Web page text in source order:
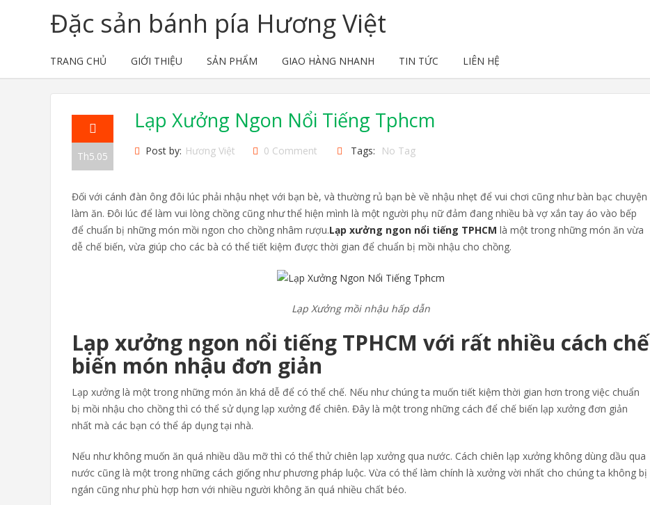
Đặc sản bánh pía Hương Việt
TRANG CHỦ GIỚI THIỆU SẢN PHẨM GIAO HÀNG NHANH TIN TỨC LIÊN HỆ
Th5.05
Lạp Xưởng Ngon Nổi Tiếng Tphcm
Post by: Hương Việt 0 Comment Tags: No Tag
Đối với cánh đàn ông đôi lúc phải nhậu nhẹt với bạn bè, và thường rủ bạn bè về nhậu nhẹt để vui chơi cũng như bàn bạc chuyện
làm ăn. Đôi lúc để làm vui lòng chồng cũng như thể hiện mình là một người phụ nữ đảm đang nhiều bà vợ xắn tay áo vào bếp
để chuẩn bị những món mồi ngon cho chồng nhâm rượu.Lạp xưởng ngon nổi tiếng TPHCM là một trong những món ăn vừa
dễ chế biến, vừa giúp cho các bà có thể tiết kiệm được thời gian để chuẩn bị mồi nhậu cho chồng.
Lạp Xưởng mồi nhậu hấp dẫn
Lạp xưởng ngon nổi tiếng TPHCM với rất nhiều cách chế
biến món nhậu đơn giản
Lạp xưởng là một trong những món ăn khá dễ để có thể chế. Nếu như chúng ta muốn tiết kiệm thời gian hơn trong việc chuẩn
bị mồi nhậu cho chồng thì có thể sử dụng lạp xưởng để chiên. Đây là một trong những cách để chế biến lạp xưởng đơn giản
nhất mà các bạn có thể áp dụng tại nhà.
Nếu như không muốn ăn quá nhiều dầu mỡ thì có thể thử chiên lạp xưởng qua nước. Cách chiên lạp xưởng không dùng dầu qua
nước cũng là một trong những cách giống như phương pháp luộc. Vừa có thể làm chính là xưởng vời nhất cho chúng ta không bị
ngán cũng như phù hợp hơn với nhiều người không ăn quá nhiều chất béo.